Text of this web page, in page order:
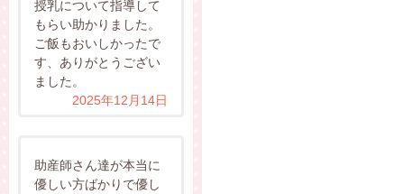
授乳について指導して
もらい助かりました。
ご飯もおいしかったで
す、ありがとうござい
ました。
2025年12月14日
助産師さん達が本当に
優しい方ばかりで優し